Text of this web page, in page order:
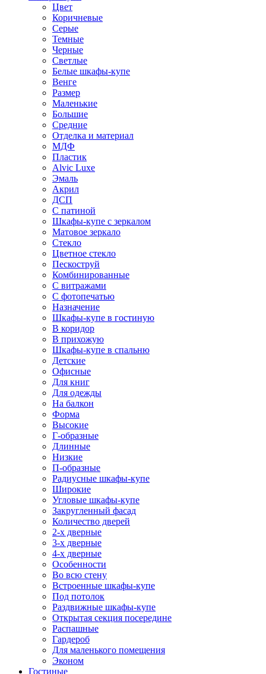
Цвет
Коричневые
Серые
Темные
Черные
Светлые
Белые шкафы-купе
Венге
Размер
Маленькие
Большие
Средние
Отделка и материал
МДФ
Пластик
Alvic Luxe
Эмаль
Акрил
ДСП
С патиной
Шкафы-купе с зеркалом
Матовое зеркало
Стекло
Цветное стекло
Пескоструй
Комбинированные
С витражами
С фотопечатью
Назначение
Шкафы-купе в гостиную
В коридор
В прихожую
Шкафы-купе в спальню
Детские
Офисные
Для книг
Для одежды
На балкон
Форма
Высокие
Г-образные
Длинные
Низкие
П-образные
Радиусные шкафы-купе
Широкие
Угловые шкафы-купе
Закругленный фасад
Количество дверей
2-х дверные
3-х дверные
4-х дверные
Особенности
Во всю стену
Встроенные шкафы-купе
Под потолок
Раздвижные шкафы-купе
Открытая секция посередине
Распашные
Гардероб
Для маленького помещения
Эконом
Гостиные